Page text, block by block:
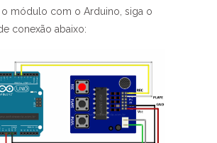
o módulo com o Arduino, siga o
conexão abaixo: